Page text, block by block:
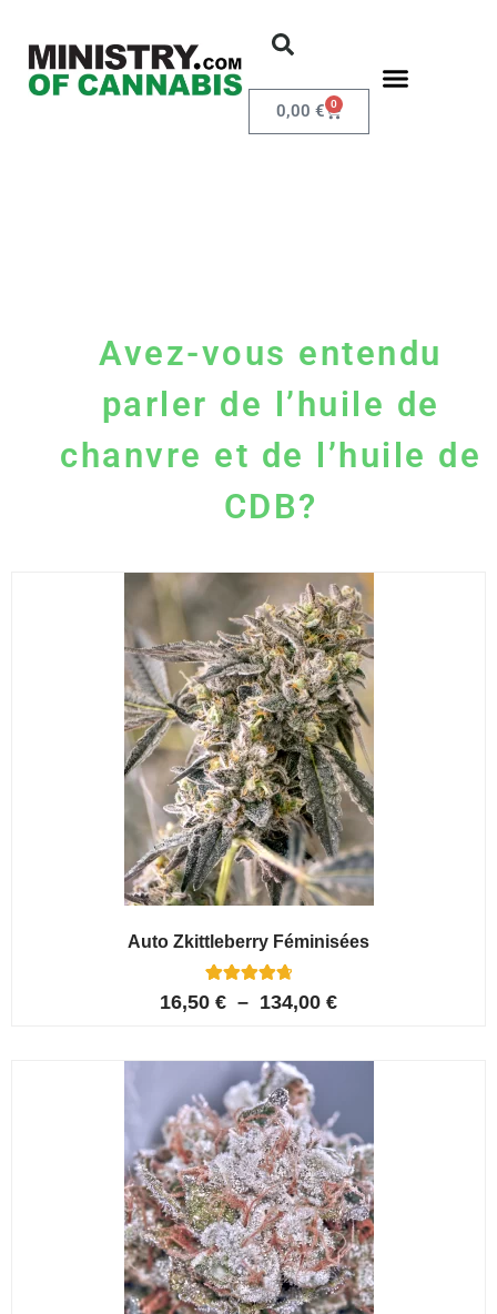
0,00 € 0
Avez-vous entendu
parler de l’huile de
chanvre et de l’huile de
CDB?
Auto Zkittleberry Féminisées
Noté
5
notations
client
16,50 € – 134,00 €